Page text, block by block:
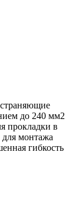
до 240 мм2
прокладки в
для монтажа
гибкость